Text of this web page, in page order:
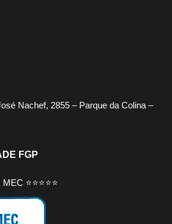
Nachef, 2855 – Parque da Colina –
FGP
⭐⭐⭐⭐⭐